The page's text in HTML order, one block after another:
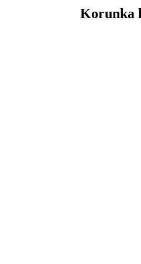
Korunka